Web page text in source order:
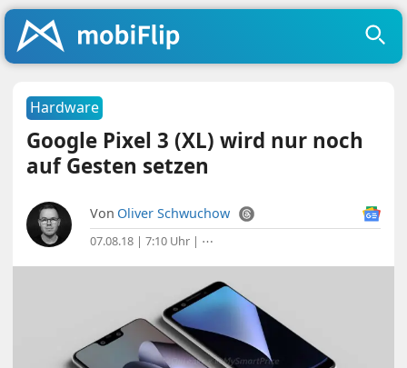
Hardware
Google Pixel 3 (XL) wird nur noch
auf Gesten setzen
Von Oliver Schwuchow
07.08.18 | 7:10 Uhr | ⋯